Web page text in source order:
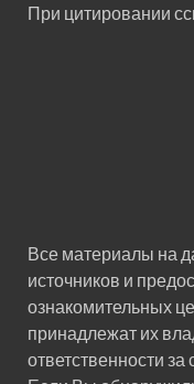
При цитировании
Все материалы на
источников и
ознакомительных
принадлежат их
ответственности